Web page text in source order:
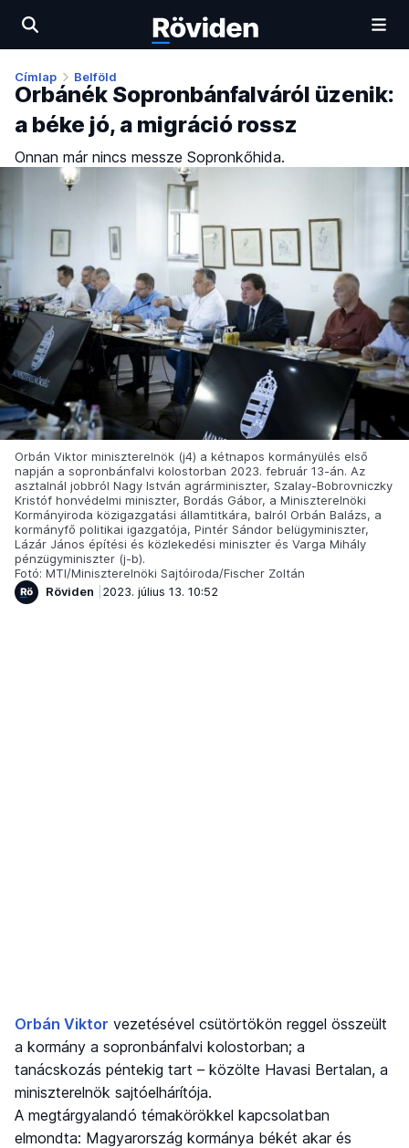
Címlap Belföld
Orbánék Sopronbánfalváról üzenik:
a béke jó, a migráció rossz
Onnan már nincs messze Sopronkőhida.
Orbán Viktor miniszterelnök (j4) a kétnapos kormányülés első
napján a sopronbánfalvi kolostorban 2023. február 13-án. Az
asztalnál jobbról Nagy István agrárminiszter, Szalay-Bobrovniczky
Kristóf honvédelmi miniszter, Bordás Gábor, a Miniszterelnöki
Kormányiroda közigazgatási államtitkára, balról Orbán Balázs, a
kormányfő politikai igazgatója, Pintér Sándor belügyminiszter,
Lázár János építési és közlekedési miniszter és Varga Mihály
pénzügyminiszter (j-b).
Fotó: MTI/Miniszterelnöki Sajtóiroda/Fischer Zoltán
Röviden
2023. július 13. 10:52
Orbán Viktor vezetésével csütörtökön reggel összeült
a kormány a sopronbánfalvi kolostorban; a
tanácskozás péntekig tart – közölte Havasi Bertalan, a
miniszterelnök sajtóelhárítója.
A megtárgyalandó témakörökkel kapcsolatban
elmondta: Magyarország kormánya békét akar és